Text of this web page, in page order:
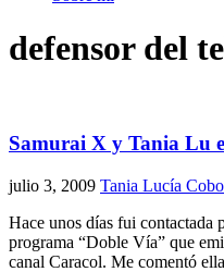
defensor del
Samurai X y Tania Lu
julio 3, 2009 Tania Lucía
Hace unos días fui contactada
programa “Doble Vía” que
canal Caracol. Me comentó ella